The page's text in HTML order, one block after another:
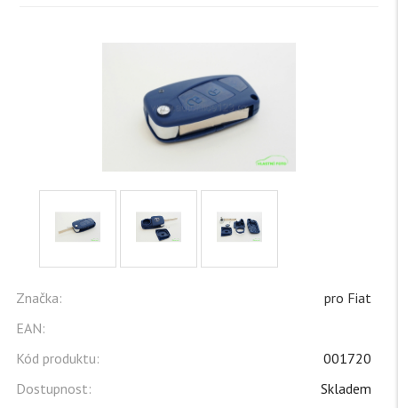
Značka:
pro Fiat
EAN:
Kód produktu:
001720
Dostupnost:
Skladem